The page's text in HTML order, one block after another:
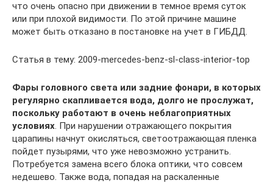
что очень опасно при движении в темное время суток
или при плохой видимости. По этой причине машине
может быть отказано в постановке на учет в ГИБДД.
Статья в тему: 2009-mercedes-benz-sl-class-interior-top
Фары головного света или задние фонари, в которых
регулярно скапливается вода, долго не прослужат,
поскольку работают в очень неблагоприятных
условиях. При нарушении отражающего покрытия
царапины начнут окисляться, светоотражающая пленка
пойдет пузырями, что уже невозможно устранить.
Потребуется замена всего блока оптики, что совсем
недешево. Также вода, попадая на раскаленные